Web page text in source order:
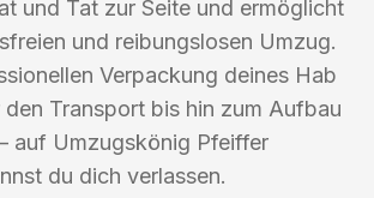
und Tat zur Seite und ermöglicht
und reibungslosen Umzug.
Verpackung deines Hab
den Transport bis hin zum Aufbau
auf Umzugskönig Pfeiffer
du dich verlassen.